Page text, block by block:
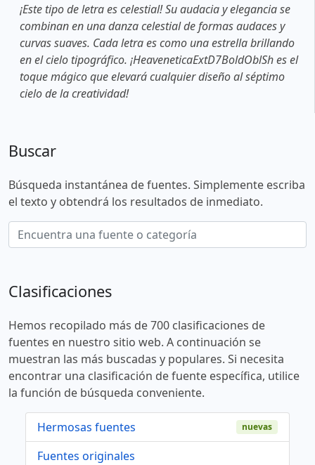
¡Este tipo de letra es celestial! Su audacia y elegancia se
combinan en una danza celestial de formas audaces y
curvas suaves. Cada letra es como una estrella brillando
en el cielo tipográfico. ¡HeaveneticaExtD7BoldOblSh es el
toque mágico que elevará cualquier diseño al séptimo
cielo de la creatividad!
Buscar
Búsqueda instantánea de fuentes. Simplemente escriba
el texto y obtendrá los resultados de inmediato.
Clasificaciones
Hemos recopilado más de 700 clasificaciones de
fuentes en nuestro sitio web. A continuación se
muestran las más buscadas y populares. Si necesita
encontrar una clasificación de fuente específica, utilice
la función de búsqueda conveniente.
Hermosas fuentes nuevas
Fuentes originales